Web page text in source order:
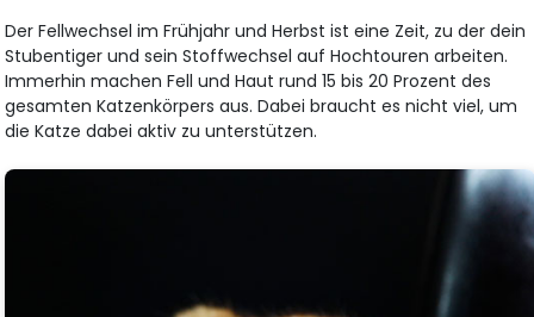
Der Fellwechsel im Frühjahr und Herbst ist eine Zeit, zu der dein
Stubentiger und sein Stoffwechsel auf Hochtouren arbeiten.
Immerhin machen Fell und Haut rund 15 bis 20 Prozent des
gesamten Katzenkörpers aus. Dabei braucht es nicht viel, um
die Katze dabei aktiv zu unterstützen.